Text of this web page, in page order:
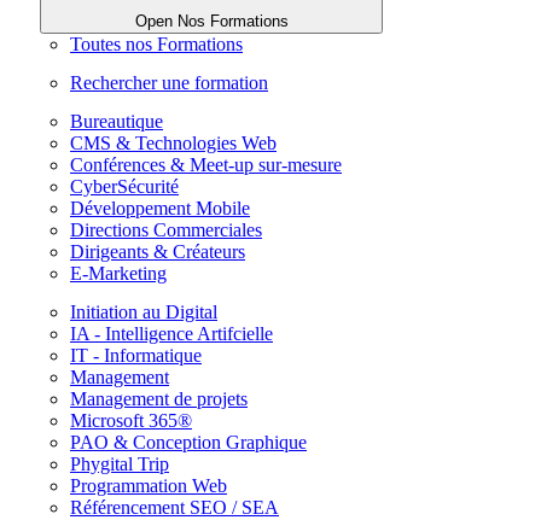
Open Nos Formations
Toutes nos Formations
Rechercher une formation
Bureautique
CMS & Technologies Web
Conférences & Meet-up sur-mesure
CyberSécurité
Développement Mobile
Directions Commerciales
Dirigeants & Créateurs
E-Marketing
Initiation au Digital
IA - Intelligence Artifcielle
IT - Informatique
Management
Management de projets
Microsoft 365®
PAO & Conception Graphique
Phygital Trip
Programmation Web
Référencement SEO / SEA